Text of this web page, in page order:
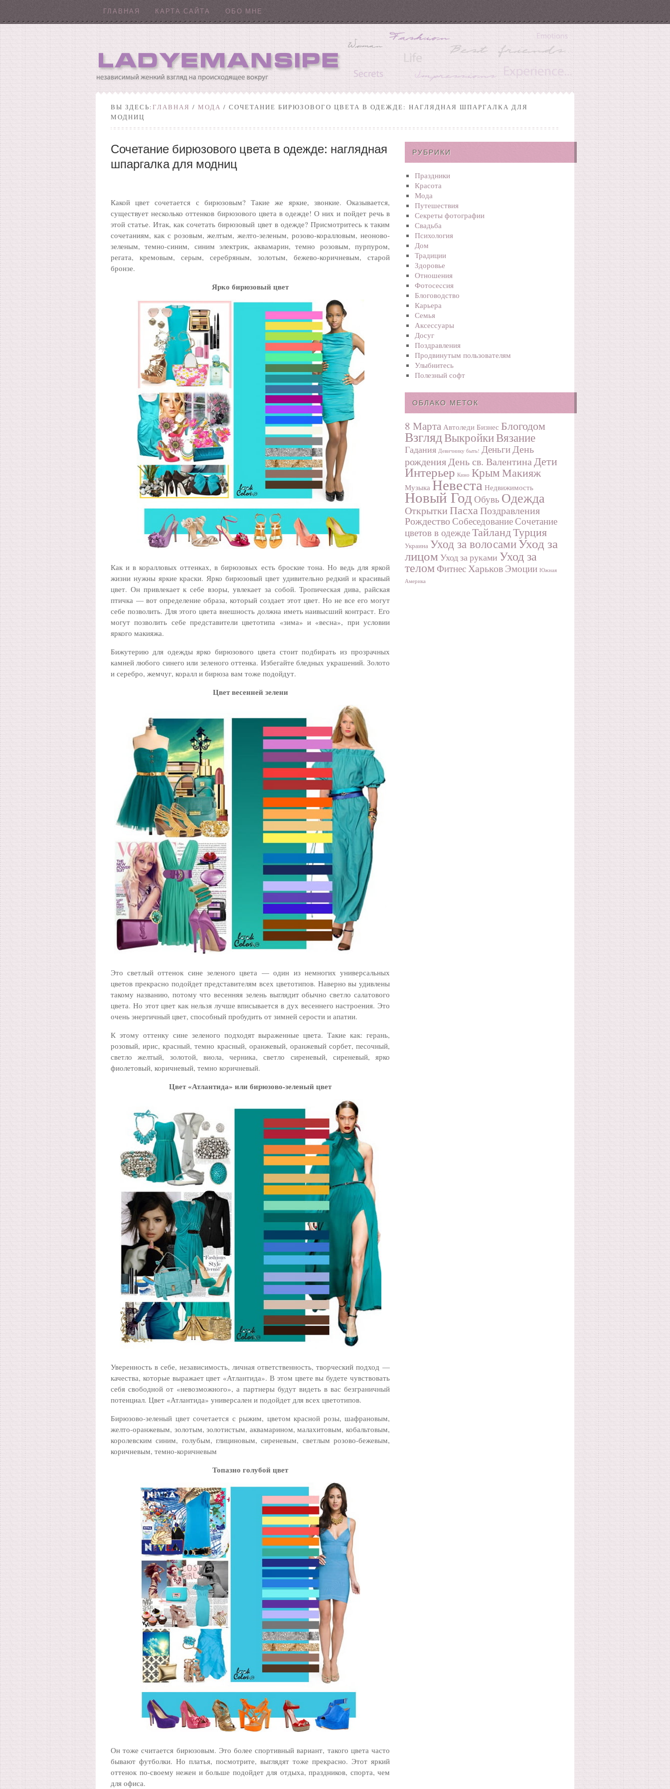
ГЛАВНАЯ КАРТА САЙТА ОБО МНЕ
ВЫ ЗДЕСЬ:ГЛАВНАЯ / МОДА / СОЧЕТАНИЕ БИРЮЗОВОГО ЦВЕТА В ОДЕЖДЕ: НАГЛЯДНАЯ ШПАРГАЛКА ДЛЯ
МОДНИЦ
Сочетание бирюзового цвета в одежде: наглядная
шпаргалка для модниц
Какой цвет сочетается с бирюзовым? Такие же яркие, звонкие. Оказывается,
существует несколько оттенков бирюзового цвета в одежде! О них и пойдет речь в
этой статье. Итак, как сочетать бирюзовый цвет в одежде? Присмотритесь к таким
сочетаниям, как с розовым, желтым, желто-зеленым, розово-коралловым, неоново-
зеленым, темно-синим, синим электрик, аквамарин, темно розовым, пурпуром,
регата, кремовым, серым, серебряным, золотым, бежево-коричневым, старой
бронзе.
Ярко бирюзовый цвет
Как и в коралловых оттенках, в бирюзовых есть броские тона. Но ведь для яркой
жизни нужны яркие краски. Ярко бирюзовый цвет удивительно редкий и красивый
цвет. Он привлекает к себе взоры, увлекает за собой. Тропическая дива, райская
птичка — вот определение образа, который создает этот цвет. Но не все его могут
себе позволить. Для этого цвета внешность должна иметь наивысший контраст. Его
могут позволить себе представители цветотипа «зима» и «весна», при условии
яркого макияжа.
Бижутерию для одежды ярко бирюзового цвета стоит подбирать из прозрачных
камней любого синего или зеленого оттенка. Избегайте бледных украшений. Золото
и серебро, жемчуг, коралл и бирюза вам тоже подойдут.
Цвет весенней зелени
Это светлый оттенок сине зеленого цвета — один из немногих универсальных
цветов прекрасно подойдет представителям всех цветотипов. Наверно вы удивлены
такому названию, потому что весенняя зелень выглядит обычно светло салатового
цвета. Но этот цвет как нельзя лучше вписывается в дух весеннего настроения. Это
очень энергичный цвет, способный пробудить от зимней серости и апатии.
К этому оттенку сине зеленого подходят выраженные цвета. Такие как: герань,
розовый, ирис, красный, темно красный, оранжевый, оранжевый сорбет, песочный,
светло желтый, золотой, виола, черника, светло сиреневый, сиреневый, ярко
фиолетовый, коричневый, темно коричневый.
Цвет «Атлантида» или бирюзово-зеленый цвет
Уверенность в себе, независимость, личная ответственность, творческий подход —
качества, которые выражает цвет «Атлантида». В этом цвете вы будете чувствовать
себя свободной от «невозможного», а партнеры будут видеть в вас безграничный
потенциал. Цвет «Атлантида» универсален и подойдет для всех цветотипов.
Бирюзово-зеленый цвет сочетается с рыжим, цветом красной розы, шафрановым,
желто-оранжевым, золотым, золотистым, аквамарином, малахитовым, кобальтовым,
королевским синим, голубым, глициновым, сиреневым, светлым розово-бежевым,
коричневым, темно-коричневым
Топазно голубой цвет
Он тоже считается бирюзовым. Это более спортивный вариант, такого цвета часто
бывают футболки. Но платья, посмотрите, выглядят тоже прекрасно. Этот яркий
оттенок по-своему нежен и больше подойдет для отдыха, праздников, спорта, чем
для офиса.
РУБРИКИ
Праздники
Красота
Мода
Путешествия
Секреты фотографии
Свадьба
Психология
Дом
Традиции
Здоровье
Отношения
Фотосеcсия
Блоговодство
Карьера
Семья
Аксессуары
Досуг
Поздравления
Продвинутым пользователям
Улыбнитесь
Полезный софт
ОБЛАКО МЕТОК
8 Марта Автоледи Бизнес Блогодом
ВзглядВыкройкиВязание
Гадания Девичнику быть! ДеньгиДень
рожденияДень св. ВалентинаДети
Интерьер Кино КрымМакияж
Музыка Невеста Недвижимость
Новый ГодОбувь Одежда
ОткрыткиПасхаПоздравления
РождествоСобеседованиеСочетание
цветов в одеждеТайландТурция
Украина Уход за волосамиУход за
лицом Уход за руками Уход за
теломФитнесХарьков Эмоции Южная
Америка